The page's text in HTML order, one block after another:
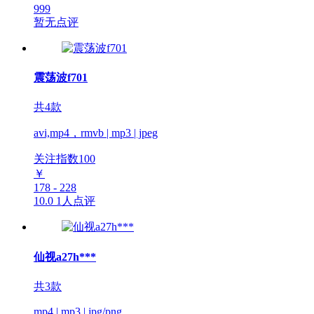
999
暂无点评
震荡波f701
共4款
avi,mp4，rmvb | mp3 | jpeg
关注指数100
￥
178 - 228
10.0 1人点评
仙视a27h***
共3款
mp4 | mp3 | jpg/png